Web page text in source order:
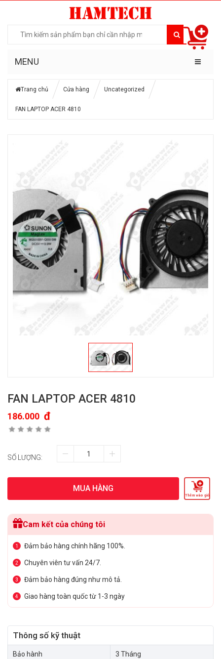
MENU
Trang chủ Cửa hàng Uncategorized
FAN LAPTOP ACER 4810
FAN LAPTOP ACER 4810
186.000 đ
SỐ LƯỢNG:
MUA HÀNG
Thêm vào giỏ
Cam kết của chúng tôi
1 Đảm bảo hàng chính hãng 100%.
2 Chuyên viên tư vấn 24/7.
3 Đảm bảo hàng đúng như mô tả.
4 Giao hàng toàn quốc từ 1-3 ngày
Thông số kỹ thuật
Bảo hành 3 Tháng